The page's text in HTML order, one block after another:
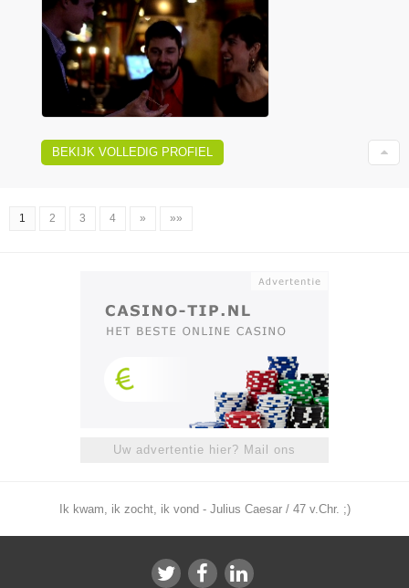
BEKIJK VOLLEDIG PROFIEL
1 2 3 4 » »»
Uw advertentie hier? Mail ons
Ik kwam, ik zocht, ik vond - Julius Caesar / 47 v.Chr. ;)